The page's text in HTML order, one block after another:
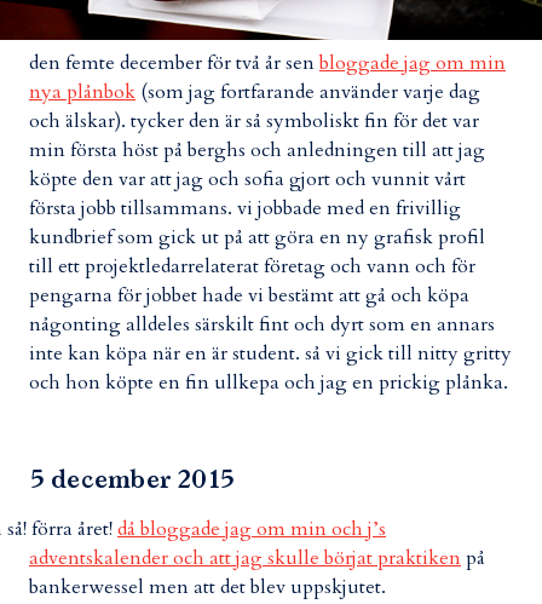
den femte december för två år senbloggade jag om min
nya plånbok (som jag fortfarande använder varje dag
och älskar). tycker den är så symboliskt fin för det var
min första höst på berghs och anledningen till att jag
köpte den var att jag och sofia gjort och vunnit vårt
första jobb tillsammans. vi jobbade med en frivillig
kundbrief som gick ut på att göra en ny grafisk profil
till ett projektledarrelaterat företag och vann och för
pengarna för jobbet hade vi bestämt att gå och köpa
någonting alldeles särskilt fint och dyrt som en annars
inte kan köpa när en är student. så vi gick till nitty gritty
och hon köpte en fin ullkepa och jag en prickig plånka.
5 december 2015
så! förra året!då bloggade jag om min och j’s
adventskalender och att jag skulle börjat praktikenpå
bankerwessel men att det blev uppskjutet.